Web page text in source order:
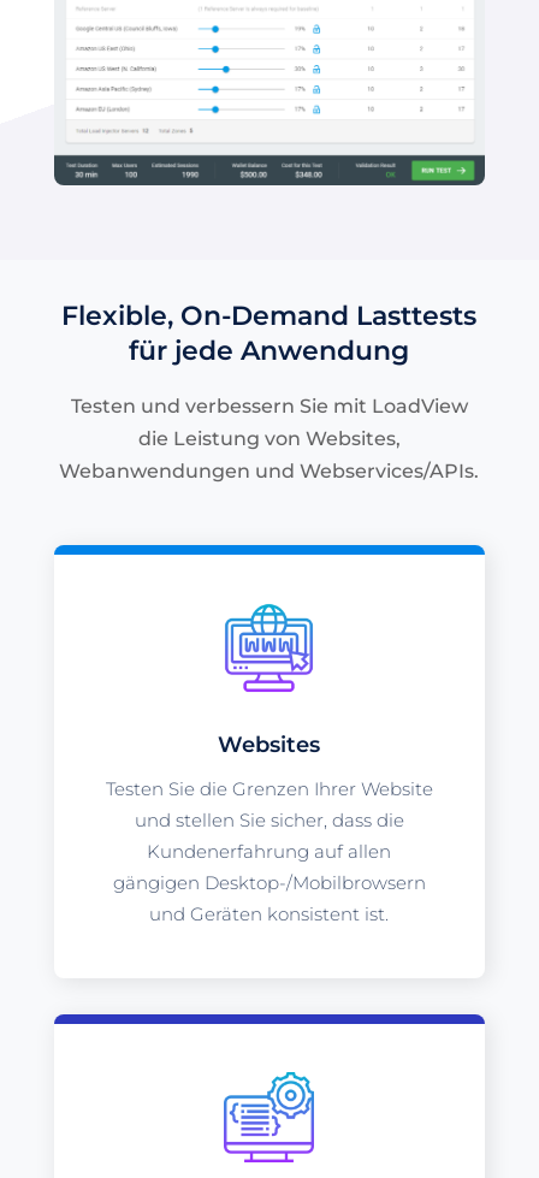
Flexible, On-Demand Lasttests
für jede Anwendung
Testen und verbessern Sie mit LoadView
die Leistung von Websites,
Webanwendungen und Webservices/APIs.
Websites
Testen Sie die Grenzen Ihrer Website
und stellen Sie sicher, dass die
Kundenerfahrung auf allen
gängigen Desktop-/Mobilbrowsern
und Geräten konsistent ist.